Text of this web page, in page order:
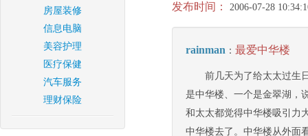
房屋装修
信息电脑
美容护理
医疗保健
汽车服务
理财保险
发布时间：
2006-07-28
rainman ： 最爱中华楼
前几天为了给太太过生
是中华楼、一个是金翠湖，
和太太都觉得中华楼吸引力
中华楼去了。中华楼从外面